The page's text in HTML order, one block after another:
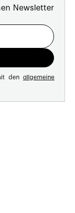
Newsletter
den allgemeine